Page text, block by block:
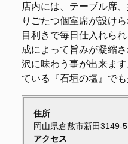
店内には、テーブル席
りごたつ個室席が設け
目利きで毎日仕入れら
成によって旨みが凝縮
沢に味わう事が出来ま
ている『石垣の塩』でも
住所
岡山県倉敷市新田3149-5
アクセス